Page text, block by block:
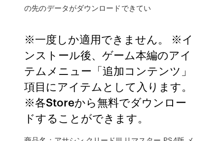
の先のデータがダウンロードできてい
※一度しか適用できません。 ※イ
ンストール後、ゲーム本編のアイ
テムメニュー「追加コンテンツ」
項目にアイテムとして入ります。
※各Storeから無料でダウンロー
ドすることができます。